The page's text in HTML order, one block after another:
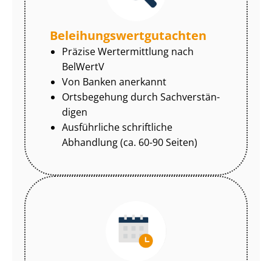
Be­lei­hungs­wert­gut­ach­ten
Präzise Wertermittlung nach
BelWertV
Von Banken anerkannt
Ortsbegehung durch Sach­ver­stän­
di­gen
Ausführliche schriftliche
Abhandlung (ca. 60-90 Seiten)